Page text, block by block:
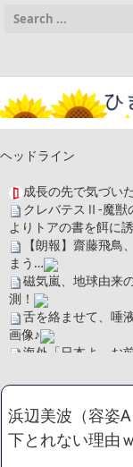
ヘッドライン
成長の先で気づい
クレバテスⅡ-魔獣
よりトアの書を餌に
【朗報】齋藤飛
まう…
磁気嵐、地球由来
測！
舌を絡ませて、唾
画像♪
海外「日本よ、お
広末涼子さん、正
ャリアがすべて終わ
【悲報】サウナブ
浜辺美波（容姿
下とれない理由